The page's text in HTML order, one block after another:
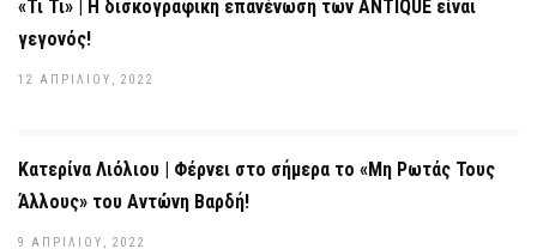
«Τι Τι» | Η δισκογραφική επανένωση των ANTIQUE είναι
γεγονός!
12 ΑΠΡΙΛΊΟΥ, 2022
Κατερίνα Λιόλιου | Φέρνει στο σήμερα το «Μη Ρωτάς Τους
Άλλους» του Αντώνη Βαρδή!
9 ΑΠΡΙΛΊΟΥ, 2022